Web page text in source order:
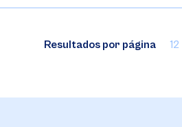
Resultados por página 12